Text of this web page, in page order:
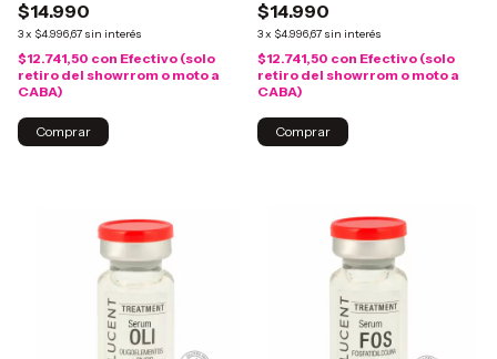
$14.990
3x $4.996,67 sin interés
$12.741,50 con Efectivo (solo
retiro del showrrom o moto a
CABA)
$14.990
3x $4.996,67 sin interés
$12.741,50 con Efectivo (solo
retiro del showrrom o moto a
CABA)